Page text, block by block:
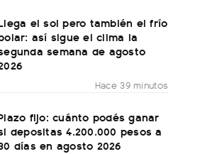
el sol pero también el frío
así sigue el clima la
semana de agosto
Hace 39 minutos
fijo: cuánto podés ganar
depositas 4.200.000 pesos a
días en agosto 2026